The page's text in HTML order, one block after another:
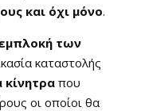
και όχι μόνο.
των
καταστολής
κίνητραπου
οι οποίοι θα